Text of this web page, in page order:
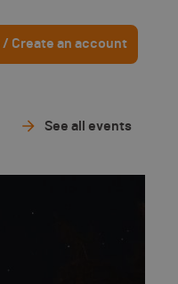
/ Create an account
See all events